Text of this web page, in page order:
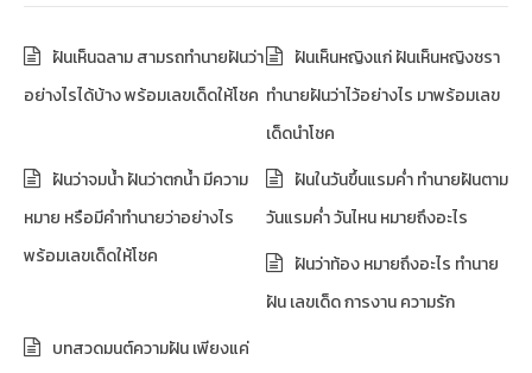
ฝันเห็นฉลาม สามรถทำนายฝันว่า
อย่างไรได้บ้าง พร้อมเลขเด็ดให้โชค
ฝันเห็นหญิงแก่ ฝันเห็นหญิงชรา
ทำนายฝันว่าไว้อย่างไร มาพร้อมเลข
เด็ดนำโชค
ฝันว่าจมน้ำ ฝันว่าตกน้ำ มีความ
หมาย หรือมีคำทำนายว่าอย่างไร
พร้อมเลขเด็ดให้โชค
ฝันในวันขึ้นแรมค่ำ ทำนายฝันตาม
วันแรมค่ำ วันไหน หมายถึงอะไร
ฝันว่าท้อง หมายถึงอะไร ทำนาย
ฝัน เลขเด็ด การงาน ความรัก
บทสวดมนต์ความฝัน เพียงแค่